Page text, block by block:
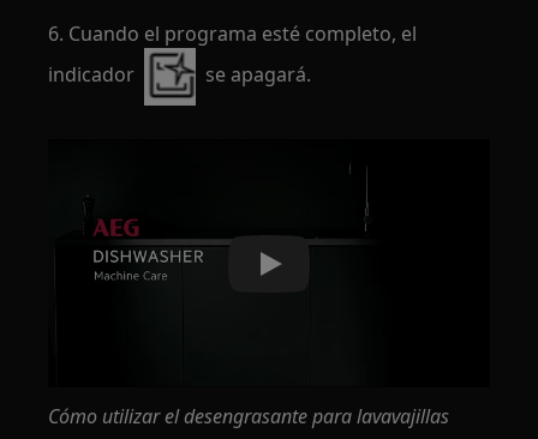
6. Cuando el programa esté completo, el
indicador
se apagará.
Play
Cómo utilizar el desengrasante para lavavajillas